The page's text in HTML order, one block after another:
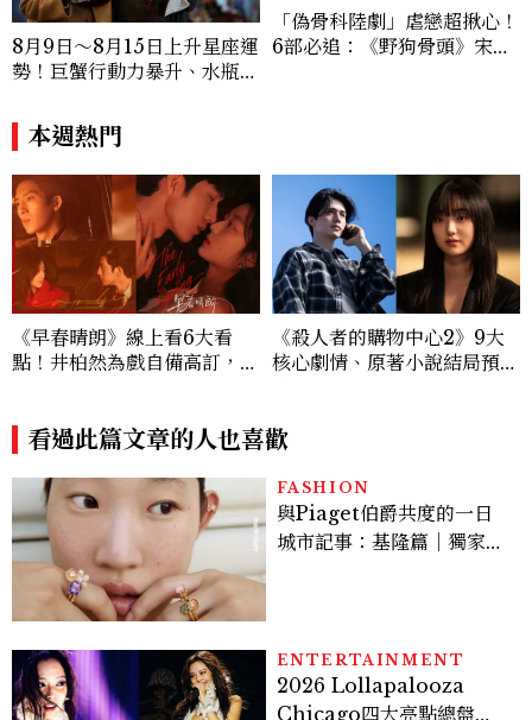
8月9日～8月15日上升星座運
勢！巨蟹行動力暴升、水瓶迎
「偽骨科陸劇」虐戀超揪心！
6部必追：《野狗骨頭》宋威
本週熱門
《早春晴朗》線上看6大看
點！井柏然為戲自備高訂，孫
《殺人者的購物中心2》9大
核心劇情、原著小說結局預測
變
看過此篇文章的人也喜歡
FASHION
與Piaget伯爵共度的一日
城市記事：基隆篇｜獨家影
ENTERTAINMENT
2026 Lollapalooza
Chicago四大亮點總盤